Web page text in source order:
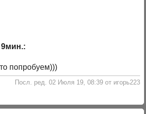
попробуем)))
Посл. ред. 02 Июля 19, 08:39 от игорь223